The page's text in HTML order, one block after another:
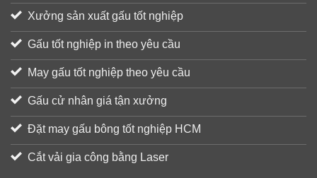
Xưởng sản xuất gấu tốt nghiệp
Gấu tốt nghiệp in theo yêu cầu
May gấu tốt nghiệp theo yêu cầu
Gấu cử nhân giá tận xưởng
Đặt may gấu bông tốt nghiệp HCM
Cắt vải gia công bằng Laser